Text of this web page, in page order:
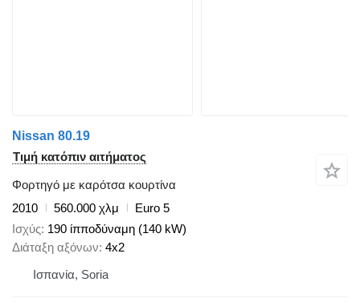
Nissan 80.19
Τιμή κατόπιν αιτήματος
Φορτηγό με καρότσα κουρτίνα
2010
560.000 χλμ
Euro 5
Ισχύς 190 ίπποδύναμη (140 kW)
Διάταξη αξόνων 4x2
Ισπανία, Soria